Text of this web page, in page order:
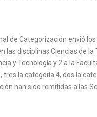
de Categorización envió
las disciplinas Ciencias de
y Tecnología y 2 a la
la categoría 4, dos la
han sido remitidas a las